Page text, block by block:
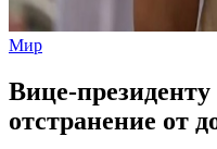
Мир
Вице-
отстранение от